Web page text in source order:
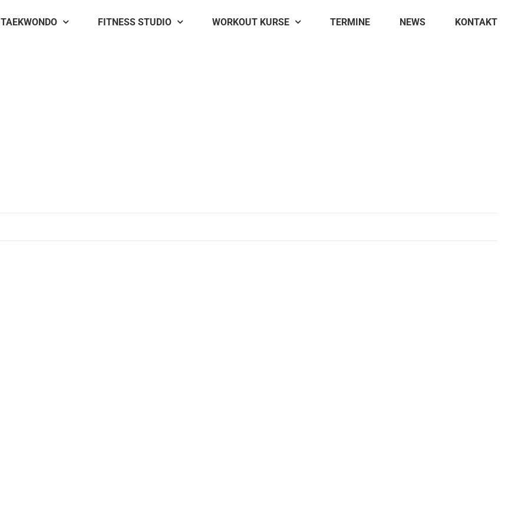
TAEKWONDO FITNESS STUDIO WORKOUT KURSE TERMINE NEWS KONTAKT